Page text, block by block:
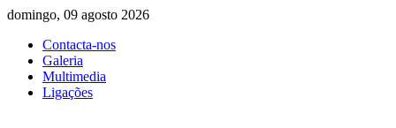
domingo, 09 agosto 2026
Contacta-nos
Galeria
Multimedia
Ligações